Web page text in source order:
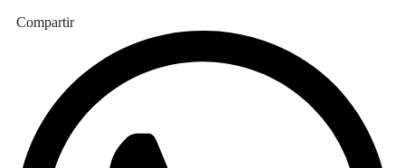
Compartir